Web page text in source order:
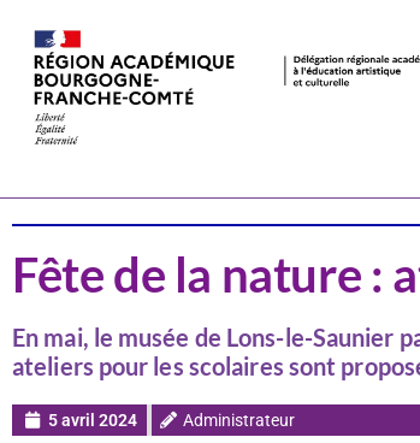
Fête de la nature :
En mai, le musée de Lons-le-Saunier
ateliers pour les scolaires sont
5 avril 2024 Administrateur